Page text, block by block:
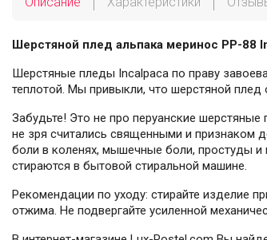
Шерстяной плед альпака меринос PP-88
Шерстяные пледы Incalpaca по праву
теплотой. Мы привыкли, что шерстяной плед
Забудьте! Это не про перуанские
не зря считались священными и признаком
боли в коленях, мышечные боли, простуды и
стираются в бытовой стиральной машине.
Рекомендации по уходу: стирайте изделие
отжима. Не подвергайте усиленной